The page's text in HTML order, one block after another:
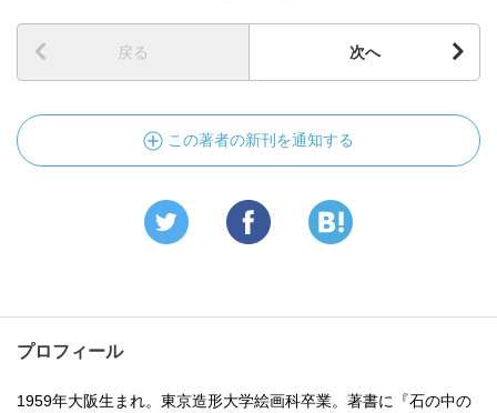
戻る 次へ
この著者の新刊を通知する
プロフィール
1959年大阪生まれ。東京造形大学絵画科卒業。著書に『石の中の